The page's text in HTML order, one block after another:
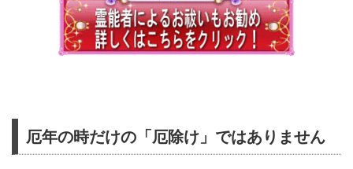
厄年の時だけの「厄除け」ではありません